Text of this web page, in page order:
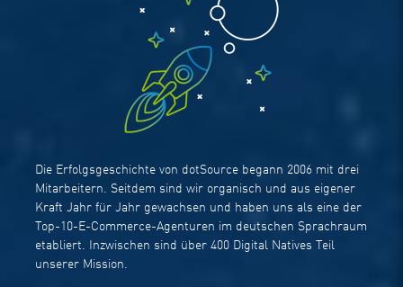
Die Erfolgsgeschichte von dotSource begann 2006 mit drei
Mitarbeitern. Seitdem sind wir organisch und aus eigener
Kraft Jahr für Jahr gewachsen und haben uns als eine der
Top-10-E-Commerce-Agenturen im deutschen Sprachraum
etabliert. Inzwischen sind über 400 Digital Natives Teil
unserer Mission.